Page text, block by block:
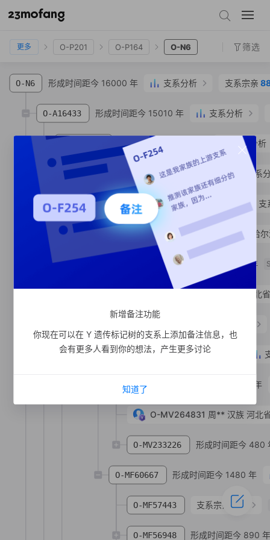
O-F175
更多 O-P201 O-P164 O-N6 筛选
O-N6 形成时间距今 16000 年 支系分析 支系宗亲
O-A16433 形成时间距今 15010 年 支系分析
形成时间距今 14290 年 支系分析
O-MF56516 形成时间距今 6770 年 支系
O-Y179815 形成时间距今 910 年 支
O-MF56418 形成时间距今 2660 年
O-Y64838 侯**汉族 黑龙江省 哈
形成时间距今 430 年
O-MV233232 形成时间距今 1580 年
O-MF60667 形成时间距今 1480 年
河北
O-MV264831 周** 汉族 河北
O-MV233226 形成时间距今 480
O-MF57443 支系宗亲 2人
O-MF56948 形成时间距今 890
新增备注功能
你现在可以在 Y 遗传标记树的支系上添加备注信息，也
会有更多人看到你的想法，产生更多讨论
知道了